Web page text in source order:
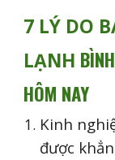
7 LÝ DO
LẠNH
HÔM NAY
Kinh
được